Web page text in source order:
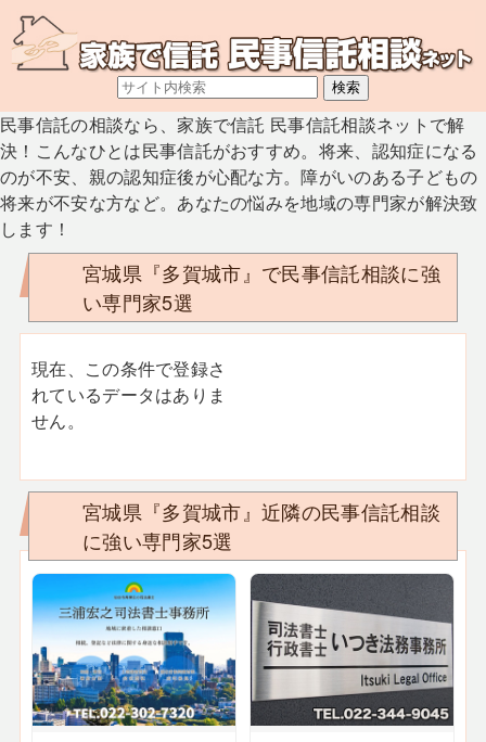
民事信託の相談なら、家族で信託 民事信託相談ネットで解
決！こんなひとは民事信託がおすすめ。将来、認知症になる
のが不安、親の認知症後が心配な方。障がいのある子どもの
将来が不安な方など。あなたの悩みを地域の専門家が解決致
します！
宮城県『多賀城市』で民事信託相談に強
い専門家5選
現在、この条件で登録さ
れているデータはありま
せん。
宮城県『多賀城市』近隣の民事信託相談
に強い専門家5選